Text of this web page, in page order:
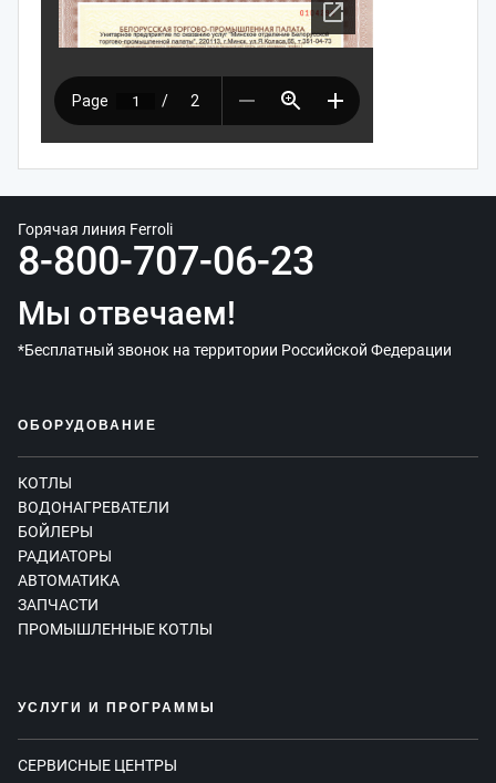
Горячая линия Ferroli
8-800-707-06-23
Мы отвечаем!
*Бесплатный звонок на территории Российской Федерации
ОБОРУДОВАНИЕ
КОТЛЫ
ВОДОНАГРЕВАТЕЛИ
БОЙЛЕРЫ
РАДИАТОРЫ
АВТОМАТИКА
ЗАПЧАСТИ
ПРОМЫШЛЕННЫЕ КОТЛЫ
УСЛУГИ И ПРОГРАММЫ
СЕРВИСНЫЕ ЦЕНТРЫ